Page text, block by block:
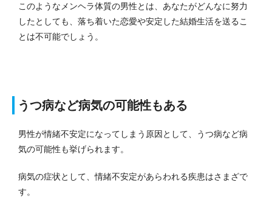
このようなメンヘラ体質の男性とは、あなたがどんなに努力
したとしても、落ち着いた恋愛や安定した結婚生活を送るこ
とは不可能でしょう。
うつ病など病気の可能性もある
男性が情緒不安定になってしまう原因として、うつ病など病
気の可能性も挙げられます。
病気の症状として、情緒不安定があらわれる疾患はさまざで
す。